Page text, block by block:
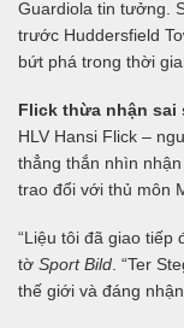
Guardiola tin tưởng.
trước Huddersfield
bứt phá trong thời
Flick thừa nhận sai
HLV Hansi Flick –
thẳng thắn nhìn
trao đổi với thủ môn
“Liệu tôi đã giao tiếp
tờ Sport Bild . “Ter
thế giới và đáng